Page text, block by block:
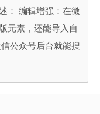
： 编辑增强：在微
元素，还能导入自
公众号后台就能搜